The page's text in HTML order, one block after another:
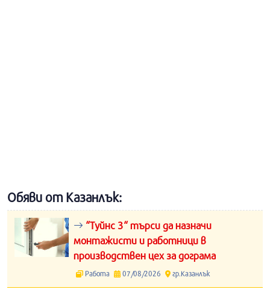
Обяви от Казанлък:
“Туйнс 3“ търси да назначи
монтажисти и работници в
производствен цех за дограма
Работа 07/08/2026 гр.Казанлък